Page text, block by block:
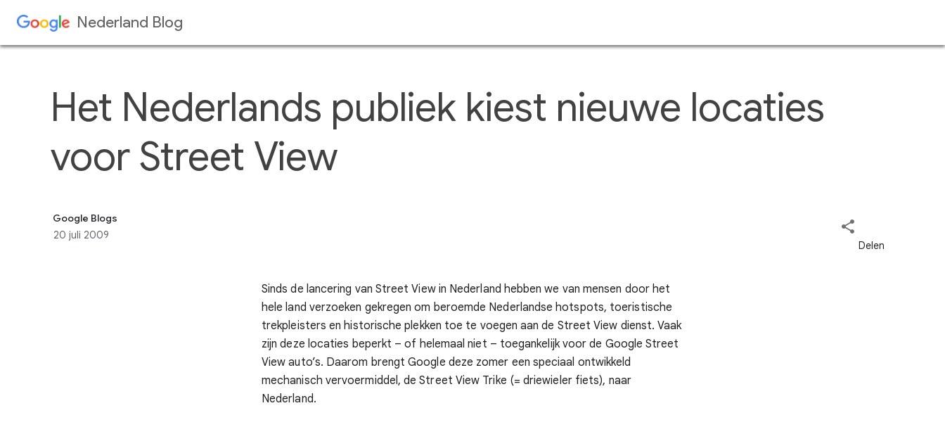
Het Nederlands publiek kiest nieuwe locaties
voor Street View
Google Blogs
20 juli 2009
Sinds de lancering van Street View in Nederland hebben we van mensen door het
hele land verzoeken gekregen om beroemde Nederlandse hotspots, toeristische
trekpleisters en historische plekken toe te voegen aan de Street View dienst. Vaak
zijn deze locaties beperkt – of helemaal niet – toegankelijk voor de Google Street
View auto’s. Daarom brengt Google deze zomer een speciaal ontwikkeld
mechanisch vervoermiddel, de Street View Trike (= driewieler fiets), naar
Nederland.